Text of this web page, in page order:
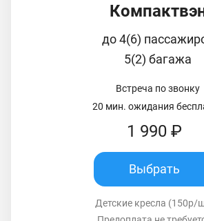
до 4(6)
5(2) багажа
Встреча по звонку
20 мин. ожидания
1 990 ₽
Выбрать
Детские кресла (150р/